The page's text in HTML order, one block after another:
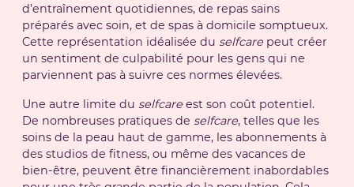
d’entraînement quotidiennes, de repas sains
préparés avec soin, et de spas à domicile somptueux.
Cette représentation idéalisée du selfcare peut créer
un sentiment de culpabilité pour les gens qui ne
parviennent pas à suivre ces normes élevées.
Une autre limite du selfcare est son coût potentiel.
De nombreuses pratiques de selfcare, telles que les
soins de la peau haut de gamme, les abonnements à
des studios de fitness, ou même des vacances de
bien-être, peuvent être financièrement inabordables